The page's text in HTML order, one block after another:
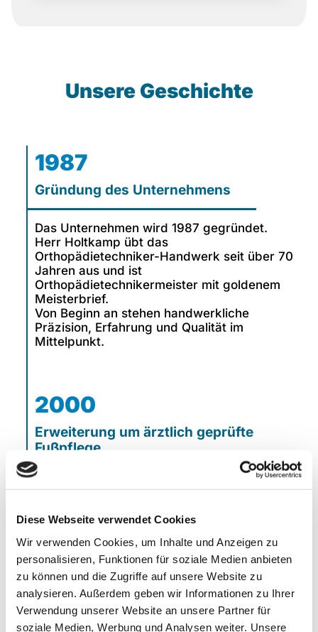
Diese Webseite verwendet Cookies
Wir verwenden Cookies, um Inhalte und Anzeigen zu
personalisieren, Funktionen für soziale Medien anbieten
zu können und die Zugriffe auf unsere Website zu
analysieren. Außerdem geben wir Informationen zu Ihrer
Verwendung unserer Website an unsere Partner für
soziale Medien, Werbung und Analysen weiter. Unsere
Unsere Geschichte
1987
Gründung des Unternehmens
Das Unternehmen wird 1987 gegründet.
Herr Holtkamp übt das
Orthopädietechniker-Handwerk seit über 70
Jahren aus und ist
Orthopädietechnikermeister mit goldenem
Meisterbrief.
Von Beginn an stehen handwerkliche
Präzision, Erfahrung und Qualität im
Mittelpunkt.
2000
Erweiterung um ärztlich geprüfte
Fußpflege
Seit dem Jahr 2000 ist Frau Holtkamp Teil
Als gelernte ärztlich geprüfte Fußpflegerin
Bereich Fußpflege.
2008